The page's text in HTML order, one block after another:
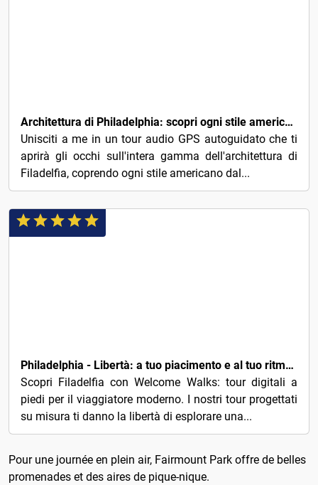
Architettura di Philadelphia: scopri ogni stile americano in un tour audio GPS
Unisciti a me in un tour audio GPS autoguidato che ti
aprirà gli occhi sull'intera gamma dell'architettura di
Filadelfia, coprendo ogni stile americano dal...
Philadelphia - Libertà: a tuo piacimento e al tuo ritmo. Un tour a piedi audiovisivo.
Scopri Filadelfia con Welcome Walks: tour digitali a
piedi per il viaggiatore moderno. I nostri tour progettati
su misura ti danno la libertà di esplorare una...
Pour une journée en plein air, Fairmount Park offre de belles
promenades et des aires de pique-nique.